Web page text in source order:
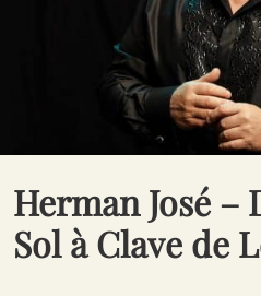
Herman José –
Sol à Clave de